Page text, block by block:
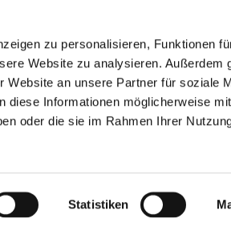
zu personalisieren, Funktionen
Website zu analysieren. Außerdem
Website an unsere Partner für soziale
diese Informationen möglicherweise
oder die sie im Rahmen Ihrer
Statistiken
SUPPORT
09 |Datenschutz cookie politik|